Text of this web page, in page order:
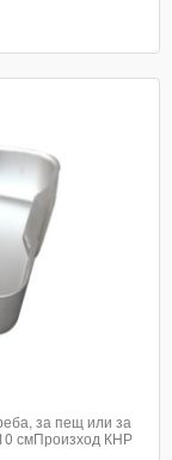
за пещ или за
смПроизход КНР​